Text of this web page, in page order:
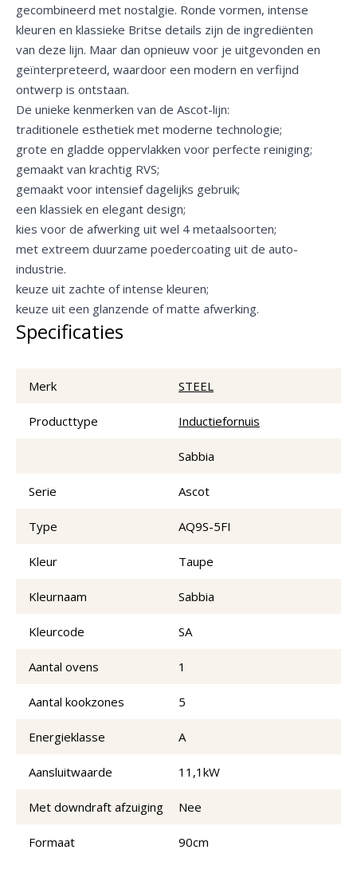
gecombineerd met nostalgie. Ronde vormen, intense
kleuren en klassieke Britse details zijn de ingrediënten
van deze lijn. Maar dan opnieuw voor je uitgevonden en
geïnterpreteerd, waardoor een modern en verfijnd
ontwerp is ontstaan.
De unieke kenmerken van de Ascot-lijn:
traditionele esthetiek met moderne technologie;
grote en gladde oppervlakken voor perfecte reiniging;
gemaakt van krachtig RVS;
gemaakt voor intensief dagelijks gebruik;
een klassiek en elegant design;
kies voor de afwerking uit wel 4 metaalsoorten;
met extreem duurzame poedercoating uit de auto-
industrie.
keuze uit zachte of intense kleuren;
keuze uit een glanzende of matte afwerking.
Specificaties
Merk STEEL
Producttype Inductiefornuis
Sabbia
Serie Ascot
Type AQ9S-5FI
Kleur Taupe
Kleurnaam Sabbia
Kleurcode SA
Aantal ovens 1
Aantal kookzones 5
Energieklasse A
Aansluitwaarde 11,1kW
Met downdraft afzuiging Nee
Formaat 90cm